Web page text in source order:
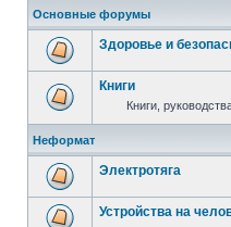
Основные форумы
Здоровье и
Книги
Книги,
Неформат
Электротяга
Устройства на